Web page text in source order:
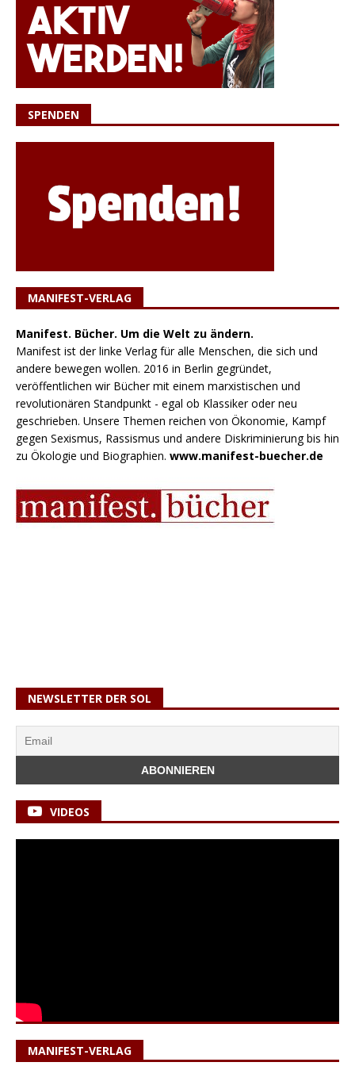
SPENDEN
MANIFEST-VERLAG
Manifest. Bücher. Um die Welt zu ändern.
Manifest ist der linke Verlag für alle Menschen, die sich und
andere bewegen wollen. 2016 in Berlin gegründet,
veröffentlichen wir Bücher mit einem marxistischen und
revolutionären Standpunkt - egal ob Klassiker oder neu
geschrieben. Unsere Themen reichen von Ökonomie, Kampf
gegen Sexismus, Rassismus und andere Diskriminierung bis hin
zu Ökologie und Biographien. www.manifest-buecher.de
NEWSLETTER DER SOL
VIDEOS
MANIFEST-VERLAG